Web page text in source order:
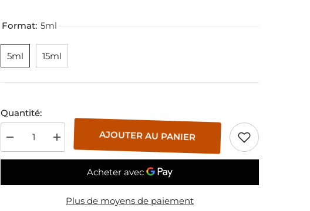
Format: 5ml
5ml 15ml
Quantité:
Diminuer
la
quantité
Verte
Augmenter
la
quantité
Verte
AJOUTER AU PANIER
Plus de moyens de paiement